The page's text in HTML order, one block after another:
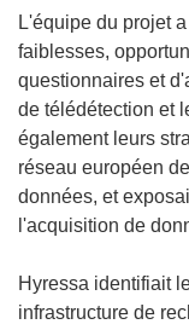
L'équipe du projet
faiblesses,
questionnaires et
de télédétection et
également leurs
réseau européen
données, et
l'acquisition de
Hyressa identifiait
infrastructure de